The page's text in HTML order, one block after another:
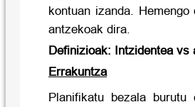
kontuan izanda.
antzekoak dira.
Definizioak: Intzidentea vs
Errakuntza
Planifikatu bezala